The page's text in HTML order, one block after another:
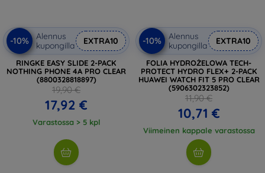
-10%
Alennus
kupongilla
EXTRA10
RINGKE EASY SLIDE 2-PACK
NOTHING PHONE 4A PRO CLEAR
(8800328818897)
19,90 €
17,92 €
Varastossa > 5 kpl
-10%
Alennus
kupongilla
EXTRA10
FOLIA HYDROŻELOWA TECH-
PROTECT HYDRO FLEX+ 2-PACK
HUAWEI WATCH FIT 5 PRO CLEAR
(5906302323852)
11,90 €
10,71 €
Viimeinen kappale varastossa